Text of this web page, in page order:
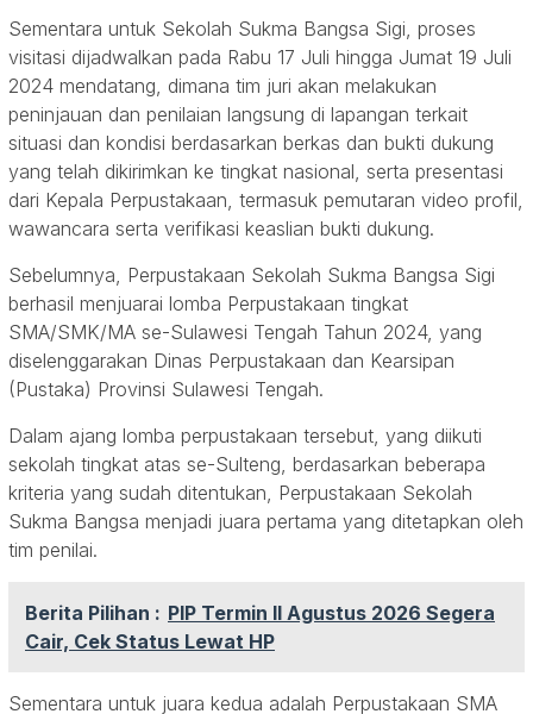
Sementara untuk Sekolah Sukma Bangsa Sigi, proses
visitasi dijadwalkan pada Rabu 17 Juli hingga Jumat 19 Juli
2024 mendatang, dimana tim juri akan melakukan
peninjauan dan penilaian langsung di lapangan terkait
situasi dan kondisi berdasarkan berkas dan bukti dukung
yang telah dikirimkan ke tingkat nasional, serta presentasi
dari Kepala Perpustakaan, termasuk pemutaran video profil,
wawancara serta verifikasi keaslian bukti dukung.
Sebelumnya, Perpustakaan Sekolah Sukma Bangsa Sigi
berhasil menjuarai lomba Perpustakaan tingkat
SMA/SMK/MA se-Sulawesi Tengah Tahun 2024, yang
diselenggarakan Dinas Perpustakaan dan Kearsipan
(Pustaka) Provinsi Sulawesi Tengah.
Dalam ajang lomba perpustakaan tersebut, yang diikuti
sekolah tingkat atas se-Sulteng, berdasarkan beberapa
kriteria yang sudah ditentukan, Perpustakaan Sekolah
Sukma Bangsa menjadi juara pertama yang ditetapkan oleh
tim penilai.
Berita Pilihan : PIP Termin II Agustus 2026 Segera
Cair, Cek Status Lewat HP
Sementara untuk juara kedua adalah Perpustakaan SMA